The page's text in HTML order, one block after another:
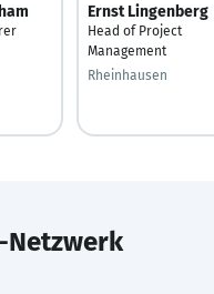
Ernst Lingenberg
Head of Project
Management
Rheinhausen
Netzwerk